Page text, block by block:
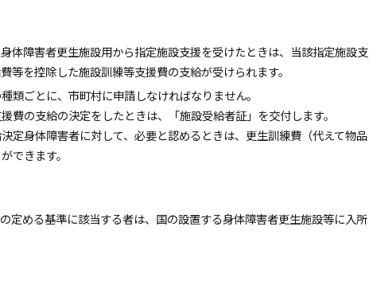
体障害者更生施設用から指定施設支援を受けたときは、当該指定施設支
等を控除した施設訓練等支援費の支給が受けられます。
類ごとに、市町村に申請しなければなりません。
費の支給の決定をしたときは、「施設受給者証」を交付します。
定身体障害者に対して、必要と認めるときは、更生訓練費（代えて物品
できます。
定める基準に該当する者は、国の設置する身体障害者更生施設等に入所